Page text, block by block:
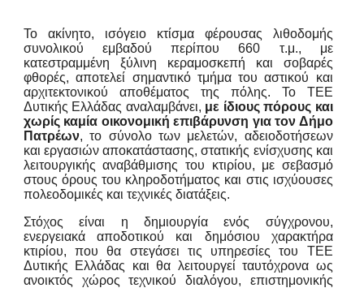
Το ακίνητο, ισόγειο κτίσμα φέρουσας λιθοδομής
συνολικού εμβαδού περίπου 660 τ.μ., με
κατεστραμμένη ξύλινη κεραμοσκεπή και σοβαρές
φθορές, αποτελεί σημαντικό τμήμα του αστικού και
αρχιτεκτονικού αποθέματος της πόλης. Το ΤΕΕ
Δυτικής Ελλάδας αναλαμβάνει, με ίδιους πόρους και
χωρίς καμία οικονομική επιβάρυνση για τον Δήμο
Πατρέων, το σύνολο των μελετών, αδειοδοτήσεων
και εργασιών αποκατάστασης, στατικής ενίσχυσης και
λειτουργικής αναβάθμισης του κτιρίου, με σεβασμό
στους όρους του κληροδοτήματος και στις ισχύουσες
πολεοδομικές και τεχνικές διατάξεις.
Στόχος είναι η δημιουργία ενός σύγχρονου,
ενεργειακά αποδοτικού και δημόσιου χαρακτήρα
κτιρίου, που θα στεγάσει τις υπηρεσίες του ΤΕΕ
Δυτικής Ελλάδας και θα λειτουργεί ταυτόχρονα ως
ανοικτός χώρος τεχνικού διαλόγου, επιστημονικής